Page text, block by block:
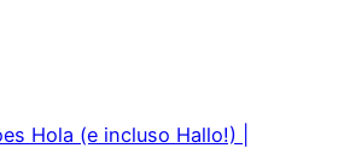
Hola (e incluso Hallo!) |